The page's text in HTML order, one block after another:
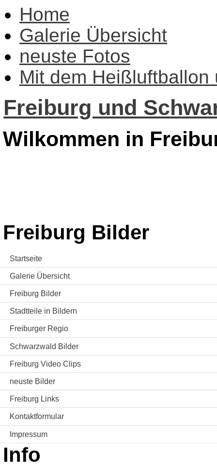
Home
Galerie Übersicht
neuste Fotos
Mit dem Heißluftballon
Freiburg und
Wilkommen in
Freiburg Bilder
Startseite
Galerie Übersicht
Freiburg Bilder
Stadtteile in Bildern
Freiburger Regio
Schwarzwald Bilder
Freiburg Video Clips
neuste Bilder
Freiburg Links
Kontaktformular
Impressum
Info